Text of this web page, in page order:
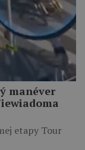
manéver
etapy Tour